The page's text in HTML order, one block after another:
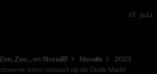
17 juli
Zee... en Stress?! Nieuws
2023
Intro-concert op de Oude Markt